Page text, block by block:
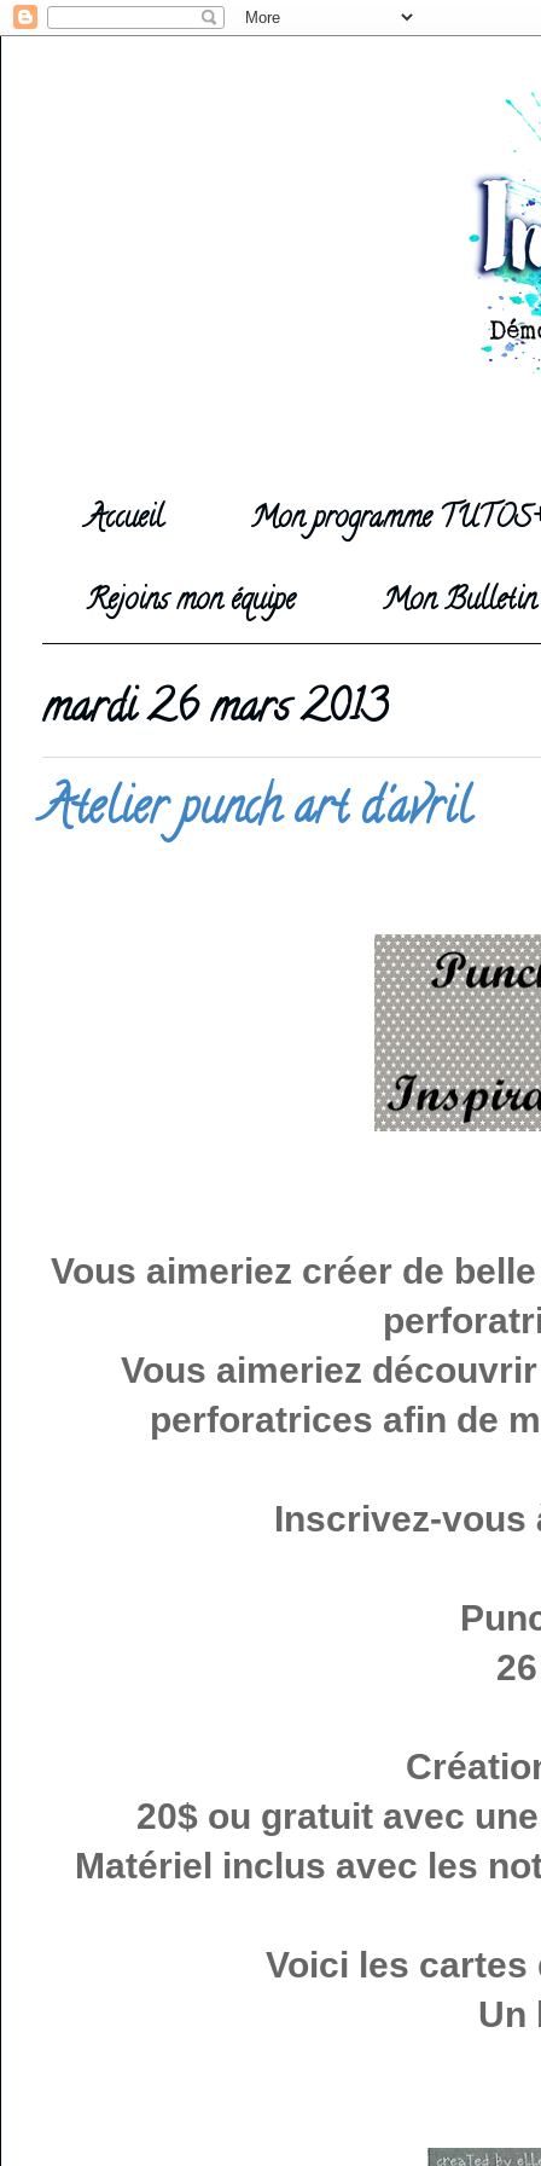
Accueil
Mon programme
Rejoins mon équipe
Mon
mardi 26 mars 2013
Atelier punch art d'avril
Vous aimeriez créer de
Vous aimeriez
perforatrices afin de
Inscrivez-vous
20$ ou gratuit avec
Matériel inclus avec les
Voici les
Un